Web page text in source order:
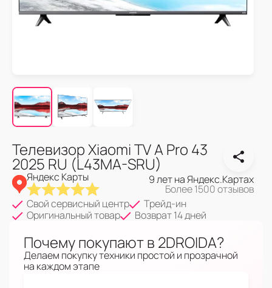
Телевизор Xiaomi TV A Pro 43
2025 RU (L43MA-SRU)
Яндекс Карты 9 лет на Яндекс.Картах
Более 1500 отзывов
Свой сервисный центр
Трейд-ин
Оригинальный товар
Возврат 14 дней
Почему покупают в 2DROIDA?
Делаем покупку техники простой и прозрачной
на каждом этапе